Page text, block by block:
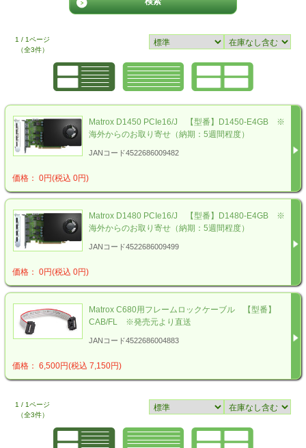
1 / 1ページ
（全3件）
Matrox D1450 PCIe16/J 【型番】D1450-E4GB ※
海外からのお取り寄せ（納期：5週間程度）
JANコード4522686009482
価格： 0円(税込 0円)
Matrox D1480 PCIe16/J 【型番】D1480-E4GB ※
海外からのお取り寄せ（納期：5週間程度）
JANコード4522686009499
価格： 0円(税込 0円)
Matrox C680用フレームロックケーブル 【型番】
CAB/FL ※発売元より直送
JANコード4522686004883
価格： 6,500円(税込 7,150円)
1 / 1ページ
（全3件）